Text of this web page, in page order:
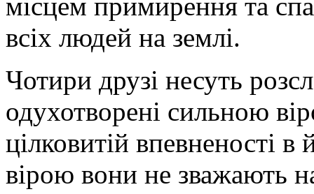
всіх людей на землі.
Чотири друзі несуть
одухотворені сильною
цілковитій впевненості в
вірою вони не зважають